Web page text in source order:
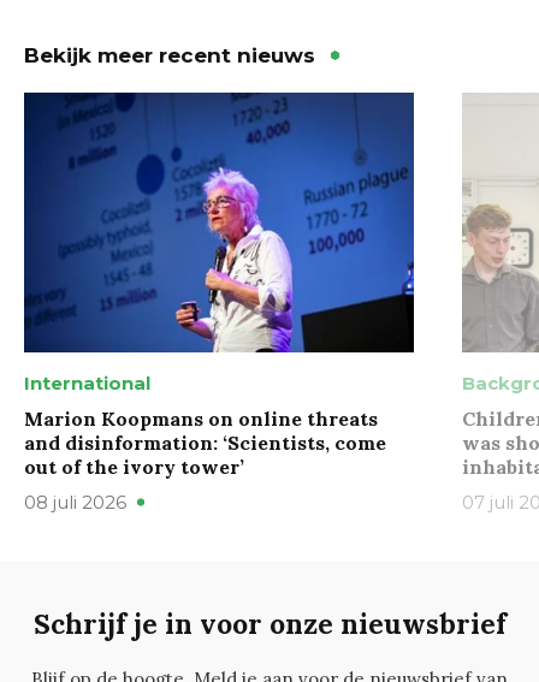
Bekijk meer recent nieuws
International
Marion Koopmans on online threats
and disinformation: ‘Scientists, come
out of the ivory tower’
08 juli 2026
was
07 juli
Schrijf je in voor onze nieuwsbrief